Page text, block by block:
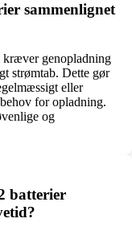
sammenlignet
kræver genopladning
strømtab. Dette gør
eller
for opladning.
og
batterier